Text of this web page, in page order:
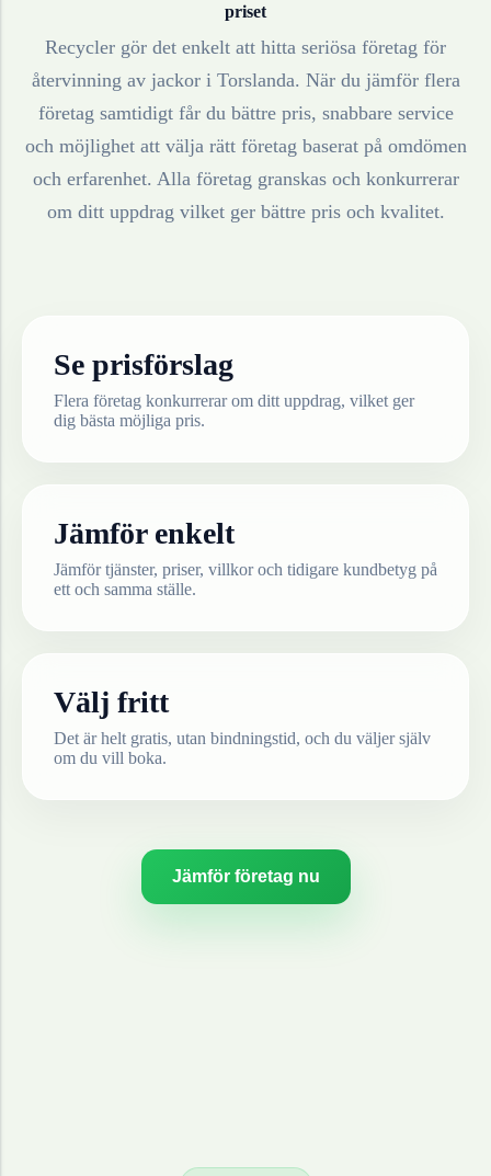
priset
Recycler gör det enkelt att hitta seriösa företag för
återvinning av jackori Torslanda. När du jämför flera
företag samtidigt får du bättre pris, snabbare service
och möjlighet att välja rätt företag baserat på omdömen
och erfarenhet. Alla företag granskas och konkurrerar
om ditt uppdrag vilket ger bättre pris och kvalitet.
Se prisförslag
Flera företag konkurrerar om ditt uppdrag, vilket ger
dig bästa möjliga pris.
Jämför enkelt
Jämför tjänster, priser, villkor och tidigare kundbetyg på
ett och samma ställe.
Välj fritt
Det är helt gratis, utan bindningstid, och du väljer själv
om du vill boka.
Jämför företag nu